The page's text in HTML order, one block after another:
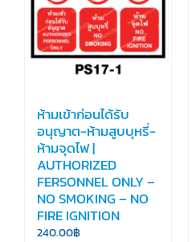
ห้ามเข้าก่อนได้รับ
อนุญาต-ห้ามสูบบุหรี่-
ห้ามจุดไฟ |
AUTHORIZED
FERSONNEL ONLY –
NO SMOKING – NO
FIRE IGNITION
240.00฿